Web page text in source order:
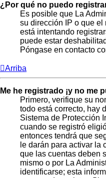
¿Por qué no puedo
Es posible que La
su dirección IP o que
está intentando
puede estar
Póngase en contacto
Arriba
Me he registrado ¡y no me
Primero, verifique su
todo está correcto, hay
Sistema de Protección
cuando se registró
entonces tendrá que
le darán para activar la
que las cuentas deben
mismo o por La
identificarse; esta